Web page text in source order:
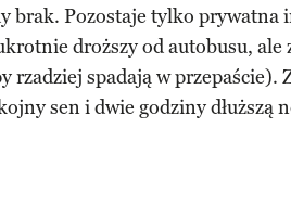
brak. Pozostaje tylko
droższy od autobusu, ale
rzadziej spadają w
sen i dwie godziny dłuższą